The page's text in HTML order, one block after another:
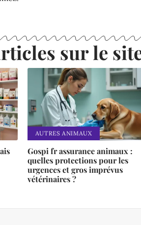
sur le
AUTRES ANIMAUX
Gospi fr assurance animaux :
quelles protections pour les
urgences et gros imprévus
vétérinaires ?